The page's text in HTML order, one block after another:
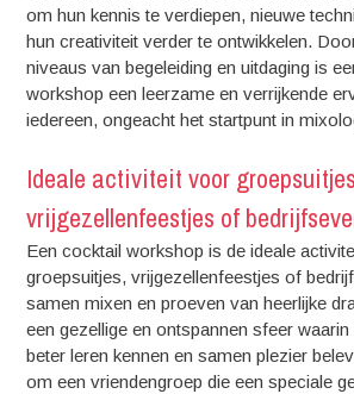
om hun kennis te verdiepen, nieuwe
hun creativiteit verder te ontwikkelen.
niveaus van begeleiding en uitdaging is
workshop een leerzame en verrijkende
iedereen, ongeacht het startpunt in
Ideale activiteit voor
vrijgezellenfeestjes of
Een cocktail workshop is de ideale
groepsuitjes, vrijgezellenfeestjes of
samen mixen en proeven van heerlijke
een gezellige en ontspannen sfeer
beter leren kennen en samen plezier
om een vriendengroep die een speciale